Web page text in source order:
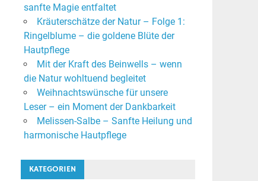
sanfte Magie entfaltet
Kräuterschätze der Natur – Folge 1:
Ringelblume – die goldene Blüte der
Hautpflege
Mit der Kraft des Beinwells – wenn
die Natur wohltuend begleitet
Weihnachtswünsche für unsere
Leser – ein Moment der Dankbarkeit
Melissen-Salbe – Sanfte Heilung und
harmonische Hautpflege
KATEGORIEN